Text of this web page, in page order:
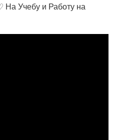
Учебу и Работу на